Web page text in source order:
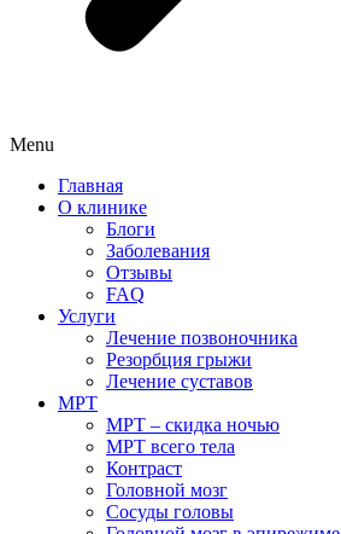
Menu
Главная
О клинике
Блоги
Заболевания
Отзывы
FAQ
Услуги
Лечение позвоночника
Резорбция грыжи
Лечение суставов
МРТ
МРТ – скидка ночью
МРТ всего тела
Контраст
Головной мозг
Сосуды головы